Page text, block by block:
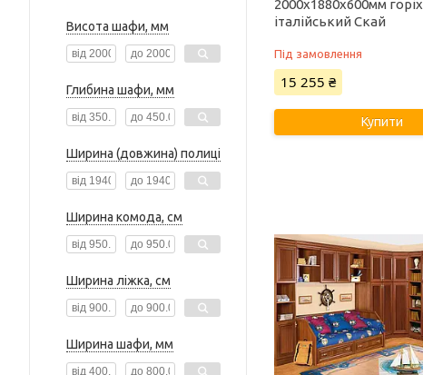
Висота шафи, мм
Глибина шафи, мм
Ширина (довжина) полиці
Ширина комода, см
Ширина ліжка, см
Ширина шафи, мм
2000х1880х600мм горіх
італійський Скай
Під замовлення
15 255 ₴
Купити